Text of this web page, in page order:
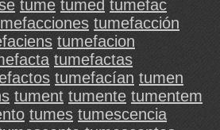
tume tumed tumefac
tumefacción
tumefacion
tumefactas
tumefacían tumen
tument tumente tumentem
tumes tumescencia